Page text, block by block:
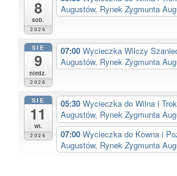
8
sob.
2026
Augustów, Rynek Zygmunta
SIE
9
niedz.
2026
07:00 Wycieczka Wilczy
Augustów, Rynek Zygmunta
SIE
11
wt.
2026
05:30 Wycieczka do Wilna i
Augustów, Rynek Zygmunta
07:00 Wycieczka do Kowna i
Augustów, Rynek Zygmunta